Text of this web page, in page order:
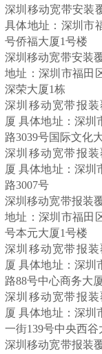
深圳移动宽带安装
具体地址：深圳市
号侨福大厦1号楼
深圳移动宽带安装
地址：深圳市福田
深荣大厦1栋
深圳移动宽带报
厦具体地址： 深圳
路3039号国际文化
深圳移动宽带报装
厦具体地址： 深圳
路3007号
深圳移动宽带报装
地址：深圳市福田
号本元大厦1号楼
深圳移动宽带报装
厦具体地址： 深圳
路88号中心商务大
深圳移动宽带报装
厦具体地址： 深圳
一街139号中央西谷
深圳移动宽带报装